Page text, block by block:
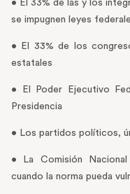
• El 33% de las y los
se impugnen leyes
• El 33% de los
estatales
• El Poder Ejecutivo
Presidencia
• Los partidos políticos,
• La Comisión
cuando la norma pueda